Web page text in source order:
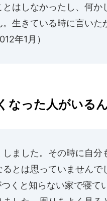
はしなかったし、何か
生きている時に言いた
年1月）
なった人がいるん
ました。その時に自分
とは思っていませんで
くと知らない家で寝て